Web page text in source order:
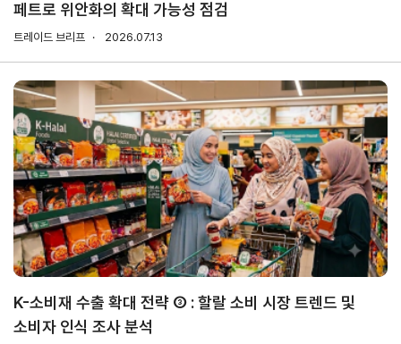
Trade
Pro
TradePro's
초이스
1:1상담
오픈상담
AI
상담
전문가
채용
컨설팅
무역현장컨설팅
FTA컨설팅
무역실
용어
서식
회계
사례
무역실무
매뉴얼
건의
Q&A
자주묻는
질문
협회소개
페트로 위안화의 확대 가능성 점검
트레이드 브리프 2026.07.13
K-소비재 수출 확대 전략 ③ : 할랄 소비 시장 트렌드 및
소비자 인식 조사 분석